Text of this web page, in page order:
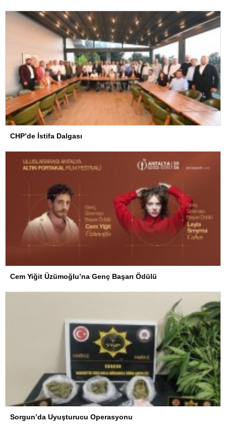
CHP’de İstifa Dalgası
Cem Yiğit Üzümoğlu’na Genç Başarı Ödülü
Sorgun’da Uyuşturucu Operasyonu